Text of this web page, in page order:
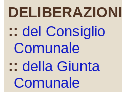
DELIBERAZIONI
:: del Consiglio
Comunale
:: della Giunta
Comunale